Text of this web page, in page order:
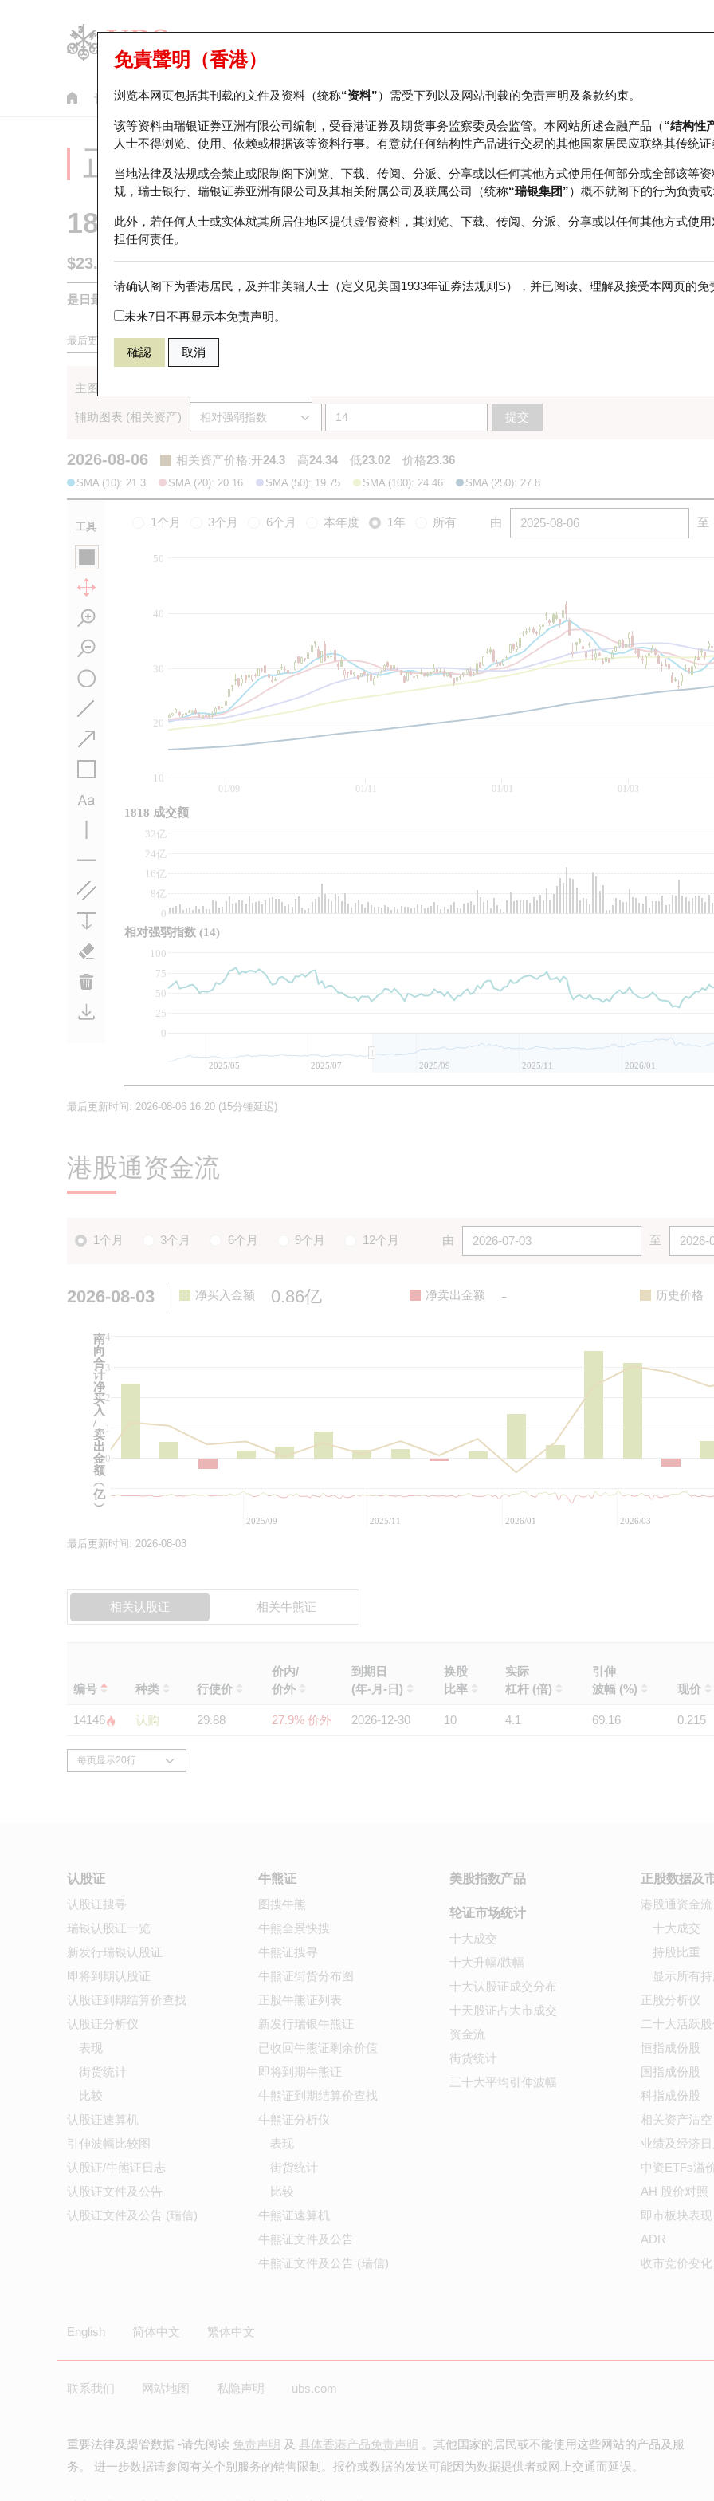
认股证 牛熊证 美股指数产品 轮证市场统计 正股数据及市场统计 瑞银轮证教室
免責聲明（香港）
浏览本网页包括其刊载的文件及资料（统称“资料”）需受下列以及网站刊载的免责声明及条款约束。
该等资料由瑞银证券亚洲有限公司编制，受香港证券及期货事务监察委员会监管。本网站所述金融产品（“结构性
人士不得浏览、使用、依赖或根据该等资料行事。有意就任何结构性产品进行交易的其他国家居民应联络其传统
当地法律及法规或会禁止或限制阁下浏览、下载、传阅、分派、分享或以任何其他方式使用任何部分或全部该等
规，瑞士银行、瑞银证券亚洲有限公司及其相关附属公司及联属公司（统称“瑞银集团”）概不就阁下的行为负责
此外，若任何人士或实体就其所居住地区提供虚假资料，其浏览、下载、传阅、分派、分享或以任何其他方式使
担任何责任。
请确认阁下为香港居民，及并非美籍人士（定义见美国1933年证券法规则S），并已阅读、理解及接受本网页的免
未来7日不再显示本免责声明。
確認 取消
正股分析仪
1818 招金矿业
$23.36 0.6 (+2.64%)
是日最高/最低价
最后更新时间:2026-08-06 16:20 (15分钟延迟)
主图表 (相关资产)
辅助图表 (相关资产) 提交
2026-08-06 相关资产价格:开24.3 高24.34 低23.02 价格23.36
SMA (10): 21.3 SMA (20): 20.16 SMA (50): 19.75 SMA (100): 24.46 SMA (250): 27.8
工具 1个月 3个月 6个月 本年度 1年 所有 由 至
40
10
20
30
50
0
8亿
16亿
24亿
32亿
0
25
50
75
100
01/09 01/11 01/01 01/03
2025/05 2025/07 2025/09 2025/11 2026/01
1818 成交额
相对强弱指数 (14)
最后更新时间: 2026-08-06 16:20 (15分锺延迟)
港股通资金流
1个月 3个月 6个月 9个月 12个月 由 至
2026-08-03 净买入金额 0.86亿 净卖出金额 - 历史价格
0
1
2
3
4
2025/09 2025/11 2026/01 2026/03
南
向
合
计
净
买
入
/
卖
出
金
额
︵
亿
︶
最后更新时间: 2026-08-03
相关认股证 相关牛熊证
编号 种类 行使价
价内/
价外
到期日
(年-月-日)
换股
比率
实际
杠杆 (倍)
引伸
波幅 (%)
现价
14146 认购 29.88 27.9% 价外 2026-12-30 10 4.1 69.16 0.215
认股证
认股证搜寻
瑞银认股证一览
新发行瑞银认股证
即将到期认股证
认股证到期结算价查找
认股证分析仪
表现
街货统计
比较
认股证速算机
引伸波幅比较图
认股证/牛熊证日志
认股证文件及公告
认股证文件及公告 (瑞信)
牛熊证
图搜牛熊
牛熊全景快搜
牛熊证搜寻
牛熊证街货分布图
正股牛熊证列表
新发行瑞银牛熊证
已收回牛熊证剩余价值
即将到期牛熊证
牛熊证到期结算价查找
牛熊证分析仪
表现
街货统计
比较
牛熊证速算机
牛熊证文件及公告
牛熊证文件及公告 (瑞信)
美股指数产品
轮证市场统计
十大成交
十大升幅/跌幅
十大认股证成交分布
十天股证占大市成交
资金流
街货统计
三十大平均引伸波幅
正股数据及
港股通资金流
十大成交
持股比重
显示所有
正股分析仪
二十大活跃
恒指成份股
国指成份股
科指成份股
相关资产沽空
业绩及经济
中资ETFs溢
AH 股价对照
即市板块表现
ADR
收市竞价变化
English 简体中文 繁体中文
联系我们 网站地图 私隐声明 ubs.com
重要法律及槼管数据 -请先阅读 免责声明 及 具体香港产品免责声明 。其他国家的居民或不能使用这些网站的产品及服
务。 进一步数据请参阅有关个别服务的销售限制。报价或数据的发送可能因为数据提供者或网上交通而延误。